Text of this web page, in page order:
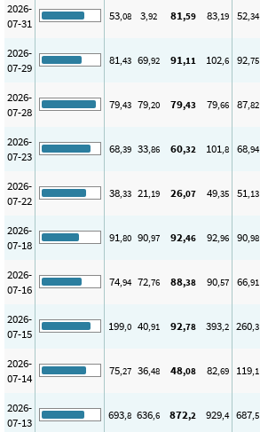
2026-
07-31
53,08 3,92 81,59 83,19 52,34
2026-
07-29
81,43 69,92 91,11 102,6 92,75
2026-
07-28
79,43 79,20 79,43 79,66 87,82
2026-
07-23
68,39 33,86 60,32 101,8 68,94
2026-
07-22
38,33 21,19 26,07 49,35 51,13
2026-
07-18
91,80 90,97 92,46 92,96 90,98
2026-
07-16
74,94 72,76 88,38 90,57 66,91
2026-
07-15
199,0 40,91 92,78 393,2 260,3
2026-
07-14
75,27 36,48 48,08 82,69 119,1
2026-
07-13
693,8 636,6 872,2 929,4 687,5